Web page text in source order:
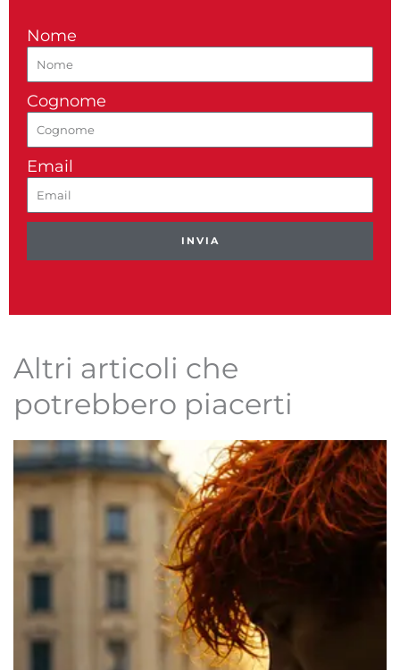
Nome
Cognome
Email
INVIA
Altri articoli che
potrebbero piacerti